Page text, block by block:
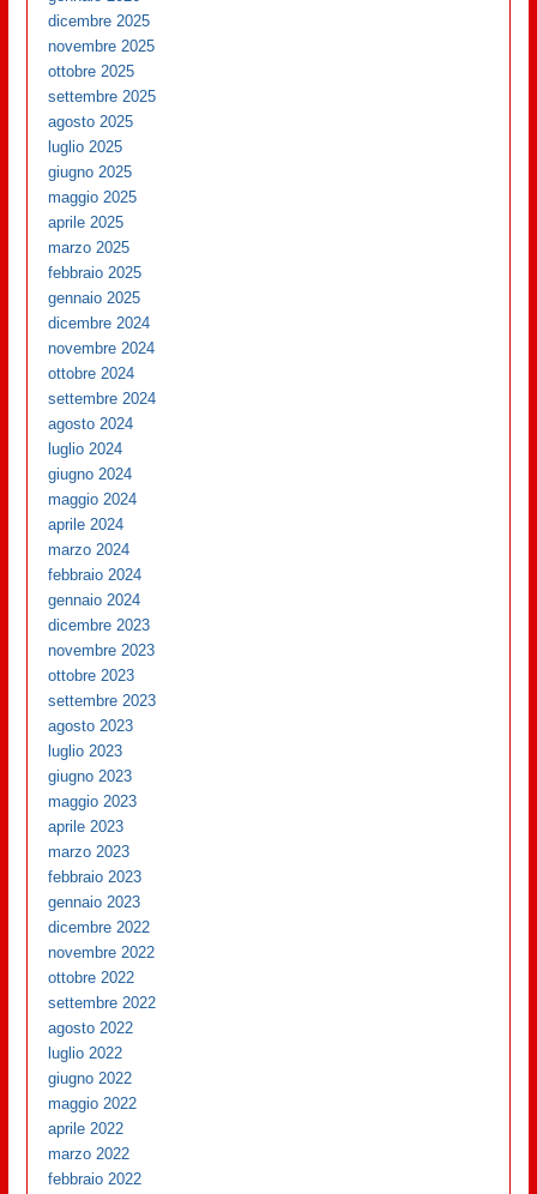
dicembre 2025
novembre 2025
ottobre 2025
settembre 2025
agosto 2025
luglio 2025
giugno 2025
maggio 2025
aprile 2025
marzo 2025
febbraio 2025
gennaio 2025
dicembre 2024
novembre 2024
ottobre 2024
settembre 2024
agosto 2024
luglio 2024
giugno 2024
maggio 2024
aprile 2024
marzo 2024
febbraio 2024
gennaio 2024
dicembre 2023
novembre 2023
ottobre 2023
settembre 2023
agosto 2023
luglio 2023
giugno 2023
maggio 2023
aprile 2023
marzo 2023
febbraio 2023
gennaio 2023
dicembre 2022
novembre 2022
ottobre 2022
settembre 2022
agosto 2022
luglio 2022
giugno 2022
maggio 2022
aprile 2022
marzo 2022
febbraio 2022